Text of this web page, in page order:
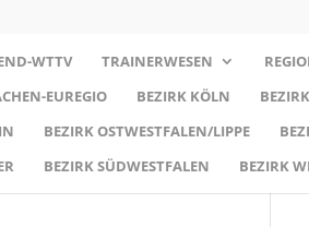
WTTV TRAINERWESEN
EUREGIO BEZIRK KÖLN
BEZIRK OSTWESTFALEN/LIPPE
BEZIRK SÜDWESTFALEN BEZIRK